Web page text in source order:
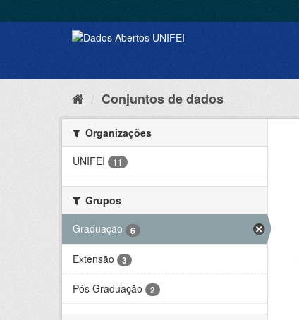
Conjuntos de dados
Organizações
UNIFEI
11
Grupos
Graduação
6
Extensão 3
Pós Graduação 2